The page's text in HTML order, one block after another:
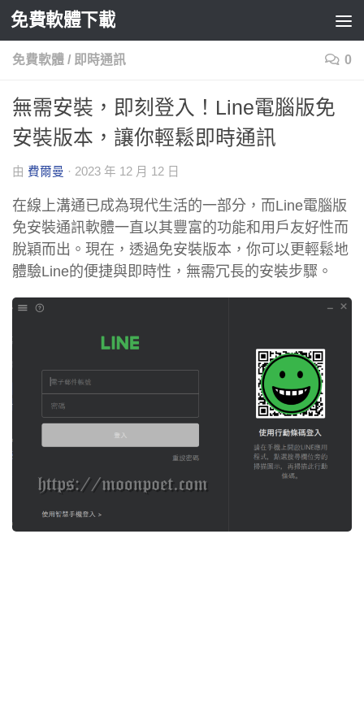
Skip to content
免費軟體下載
免費軟體 / 即時通訊 0
無需安裝，即刻登入！Line電腦版免
安裝版本，讓你輕鬆即時通訊
由 費爾曼 · 2023 年 12 月 12 日
在線上溝通已成為現代生活的一部分，而Line電腦版
免安裝通訊軟體一直以其豐富的功能和用戶友好性而
脫穎而出。現在，透過免安裝版本，你可以更輕鬆地
體驗Line的便捷與即時性，無需冗長的安裝步驟。